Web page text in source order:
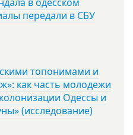
передали в СБУ
топонимами и
как часть молодежи
Одессы и
(исследование)